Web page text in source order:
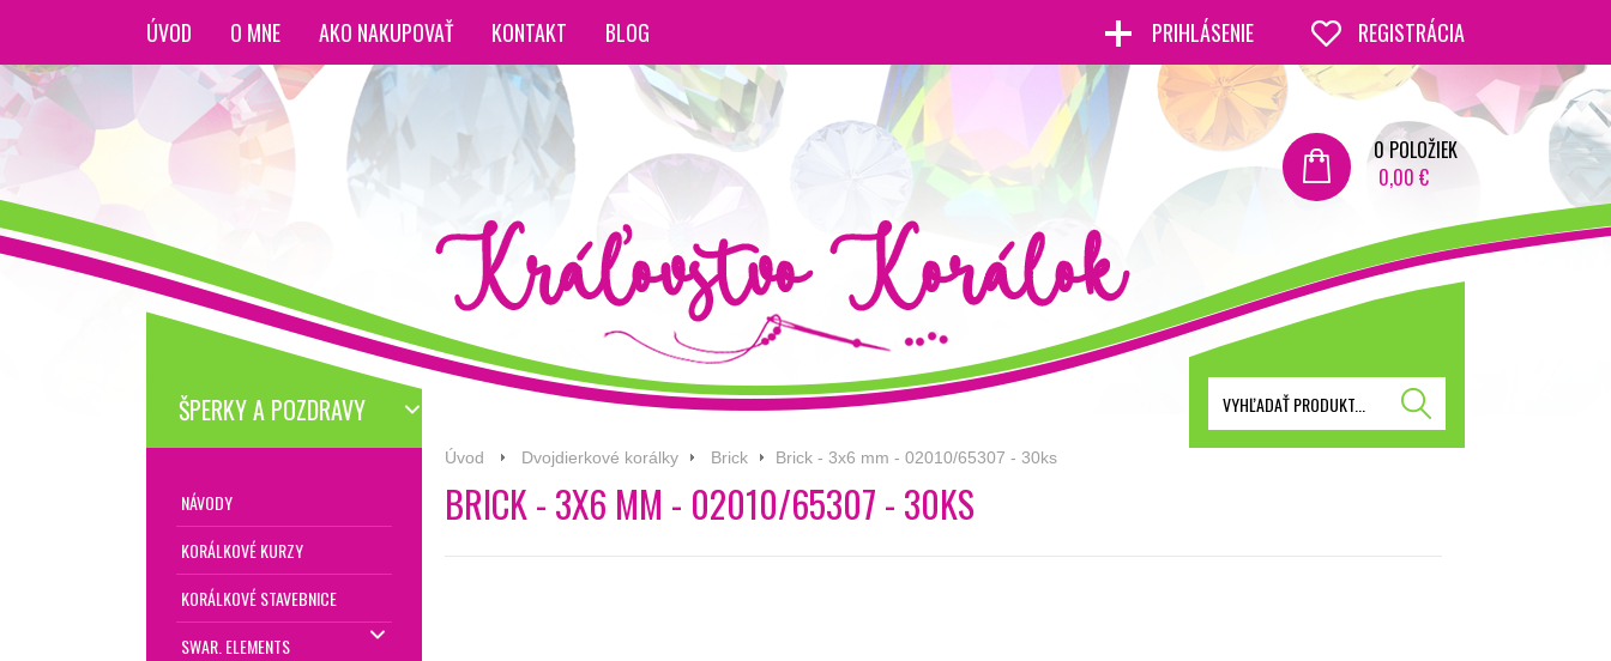
ÚVOD O MNE AKO NAKUPOVAŤ KONTAKT BLOG PRIHLÁSENIE REGISTRÁCIA
0POLOŽIEK
0,00 €
ŠPERKY A POZDRAVY
NÁVODY
KORÁLKOVÉ KURZY
KORÁLKOVÉ STAVEBNICE
SWAR. ELEMENTS
Úvod Dvojdierkové korálky Brick Brick - 3x6 mm - 02010/65307 - 30ks
BRICK - 3X6 MM - 02010/65307 - 30KS